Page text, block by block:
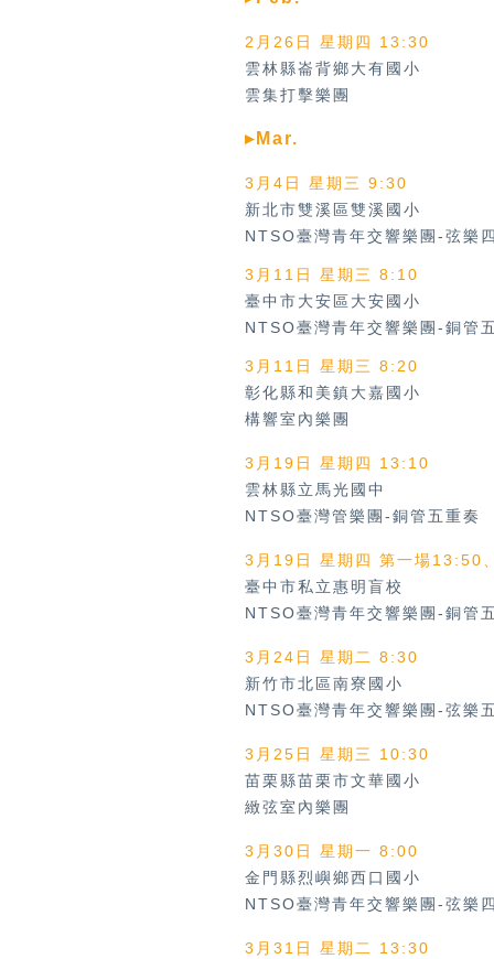
2月26日 星期四 13:30
雲林縣崙背鄉大有國小
雲集打擊樂團
▸Mar.
3月4日 星期三 9:30
新北市雙溪區雙溪國小
NTSO臺灣青年交響樂團-弦樂
3月11日 星期三 8:10
臺中市大安區大安國小
NTSO臺灣青年交響樂團-銅管
3月11日 星期三 8:20
彰化縣和美鎮大嘉國小
構響室內樂團
3月19日 星期四 13:10
雲林縣立馬光國中
NTSO臺灣管樂團-銅管五重奏
3月19日 星期四 第一場13:50
臺中市私立惠明盲校
NTSO臺灣青年交響樂團-銅管
3月24日 星期二 8:30
新竹市北區南寮國小
NTSO臺灣青年交響樂團-弦樂
3月25日 星期三 10:30
苗栗縣苗栗市文華國小
緻弦室內樂團
3月30日 星期一 8:00
金門縣烈嶼鄉西口國小
NTSO臺灣青年交響樂團-弦樂
3月31日 星期二 13:30